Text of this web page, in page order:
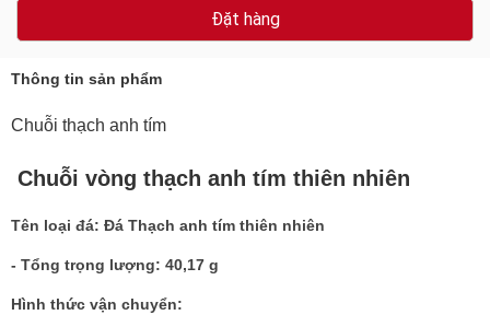
Đặt hàng
Thông tin sản phẩm
Chuỗi thạch anh tím
Chuỗi vòng thạch anh tím thiên nhiên
Tên loại đá: Đá Thạch anh tím thiên nhiên
- Tổng trọng lượng: 40,17 g
Hình thức vận chuyển: